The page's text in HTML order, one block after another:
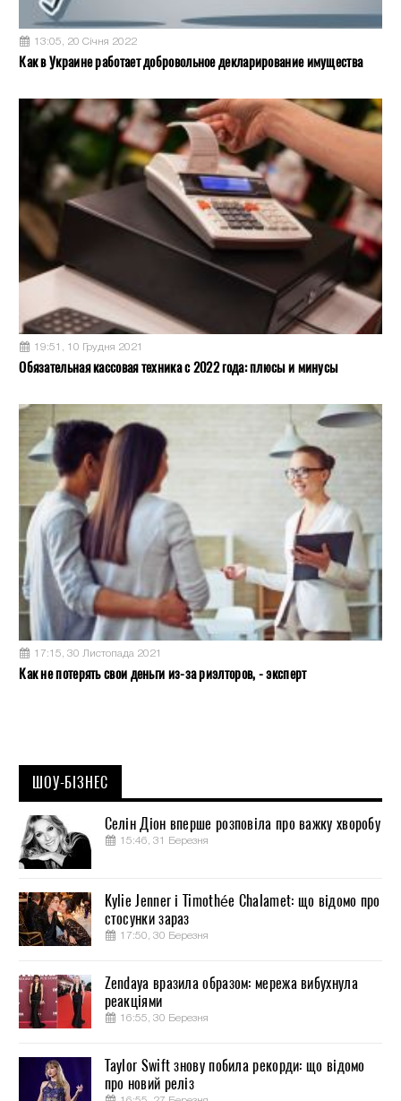
13:05, 20 Січня 2022
Как в Украине работает добровольное декларирование имущества
19:51, 10 Грудня 2021
Обязательная кассовая техника с 2022 года: плюсы и минусы
17:15, 30 Листопада 2021
Как не потерять свои деньги из-за риэлторов, - эксперт
ШОУ-БІЗНЕС
Селін Діон вперше розповіла про важку хворобу
15:46, 31 Березня
Kylie Jenner і Timothée Chalamet: що відомо про
стосунки зараз
17:50, 30 Березня
Zendaya вразила образом: мережа вибухнула
реакціями
16:55, 30 Березня
Taylor Swift знову побила рекорди: що відомо
про новий реліз